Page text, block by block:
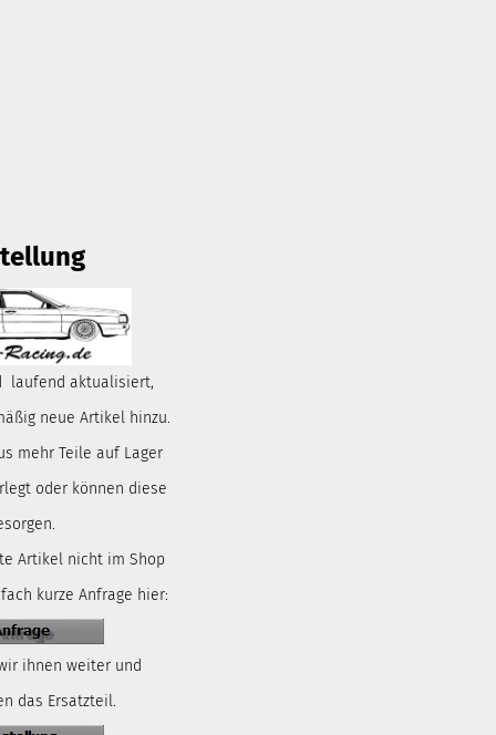
laufend aktualisiert,
neue Artikel hinzu.
mehr Teile auf Lager
oder können diese
Artikel nicht im Shop
kurze Anfrage hier:
ihnen weiter und
das Ersatzteil.